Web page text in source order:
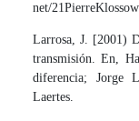
net/
Larrosa, J. [2001)
transmisión. En,
diferencia; Jorge
Laertes.